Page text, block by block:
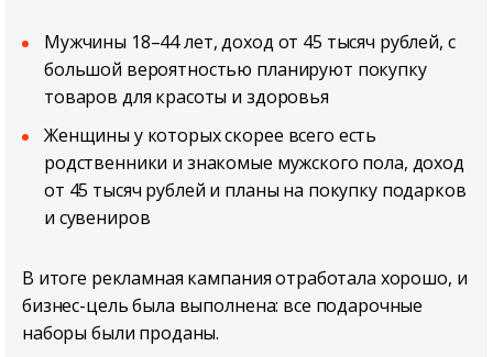
Мужчины 18–44 лет, доход от 45 тысяч рублей, с
большой вероятностью планируют покупку
товаров для красоты и здоровья
Женщины у которых скорее всего есть
родственники и знакомые мужского пола, доход
от 45 тысяч рублей и планы на покупку подарков
и сувениров
В итоге рекламная кампания отработала хорошо, и
бизнес-цель была выполнена: все подарочные
наборы были проданы.